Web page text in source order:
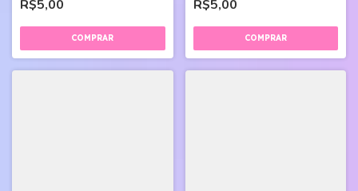
R$5,00 R$5,00